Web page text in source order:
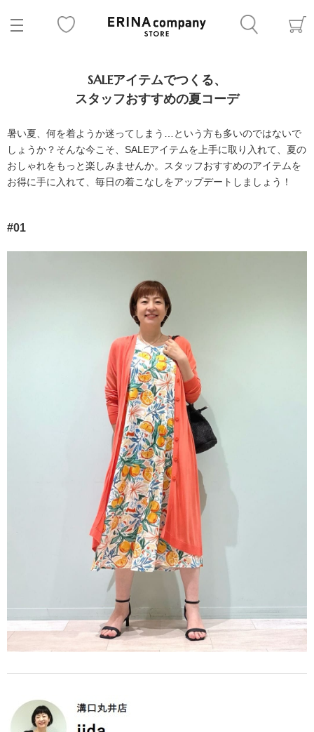
SALEアイテムでつくる、
スタッフおすすめの夏コーデ
暑い夏、何を着ようか迷ってしまう…という方も多いのではないで
しょうか？そんな今こそ、SALEアイテムを上手に取り入れて、夏の
おしゃれをもっと楽しみませんか。スタッフおすすめのアイテムを
お得に手に入れて、毎日の着こなしをアップデートしましょう！
#01